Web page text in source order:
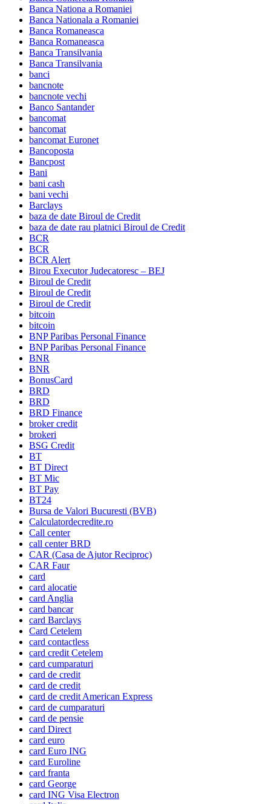
Banca Nationa a Romaniei
Banca Nationala a Romaniei
Banca Romaneasca
Banca Romaneasca
Banca Transilvania
Banca Transilvania
banci
bancnote
bancnote vechi
Banco Santander
bancomat
bancomat
bancomat Euronet
Bancoposta
Bancpost
Bani
bani cash
bani vechi
Barclays
baza de date Biroul de Credit
baza de date rau platnici Biroul de Credit
BCR
BCR
BCR Alert
Birou Executor Judecatoresc – BEJ
Biroul de Credit
Biroul de Credit
Biroul de Credit
bitcoin
bitcoin
BNP Paribas Personal Finance
BNP Paribas Personal Finance
BNR
BNR
BonusCard
BRD
BRD
BRD Finance
broker credit
brokeri
BSG Credit
BT
BT Direct
BT Mic
BT Pay
BT24
Bursa de Valori Bucuresti (BVB)
Calculatordecredite.ro
Call center
call center BRD
CAR (Casa de Ajutor Reciproc)
CAR Faur
card
card alocatie
card Anglia
card bancar
card Barclays
Card Cetelem
card contactless
card credit Cetelem
card cumparaturi
card de credit
card de credit
card de credit American Express
card de cumparaturi
card de pensie
card Direct
card euro
card Euro ING
card Euroline
card franta
card George
card ING Visa Electron